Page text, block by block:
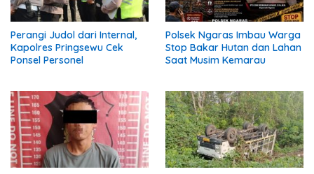
Perangi Judol dari Internal,
Kapolres Pringsewu Cek
Ponsel Personel
Polsek Ngaras Imbau Warga
Stop Bakar Hutan dan Lahan
Saat Musim Kemarau